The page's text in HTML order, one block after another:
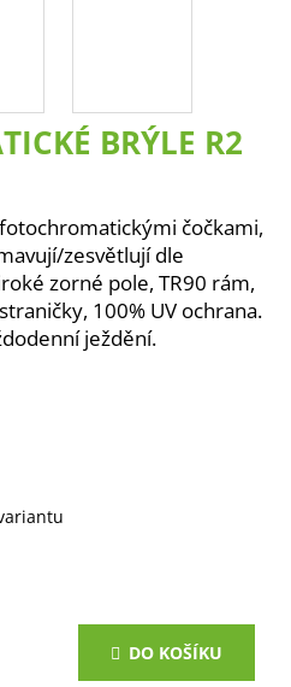
BRÝLE R2
čočkami,
zesvětlují dle
zorné pole, TR90 rám,
100% UV ochrana.
ježdění.
DO KOŠÍKU